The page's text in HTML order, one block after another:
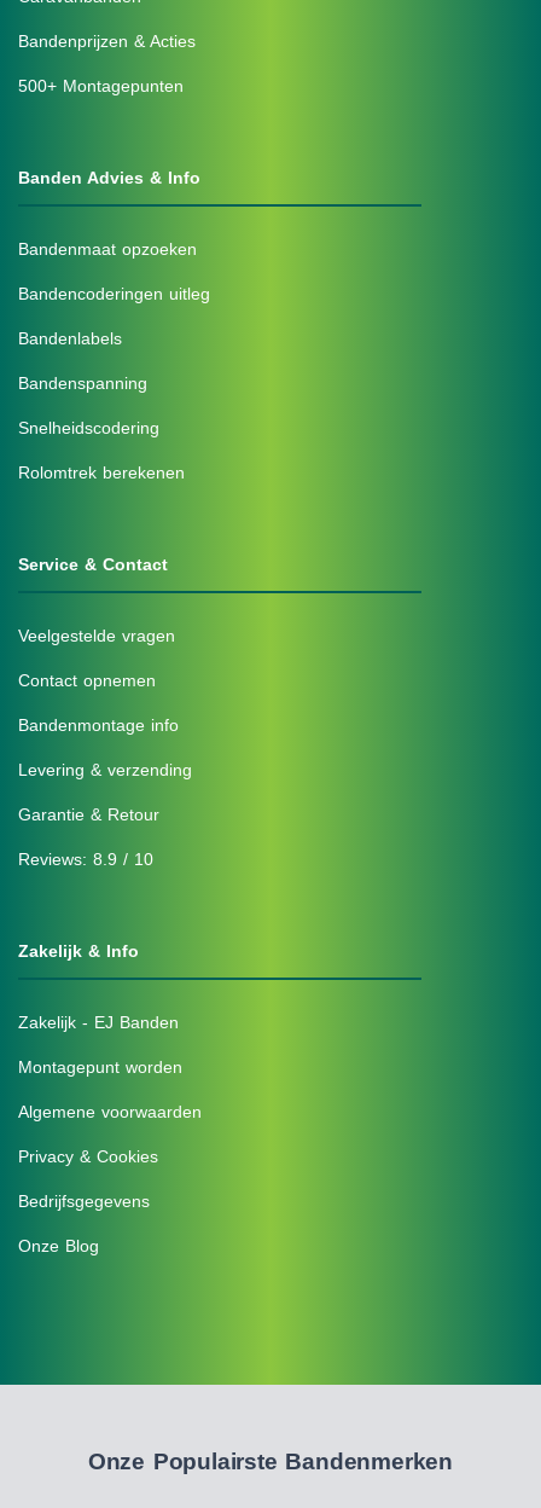
Bandenprijzen & Acties
500+ Montagepunten
Banden Advies & Info
Bandenmaat opzoeken
Bandencoderingen uitleg
Bandenlabels
Bandenspanning
Snelheidscodering
Rolomtrek berekenen
Service & Contact
Veelgestelde vragen
Contact opnemen
Bandenmontage info
Levering & verzending
Garantie & Retour
Reviews: 8.9 / 10
Zakelijk & Info
Zakelijk - EJ Banden
Montagepunt worden
Algemene voorwaarden
Privacy & Cookies
Bedrijfsgegevens
Onze Blog
Onze Populairste Bandenmerken